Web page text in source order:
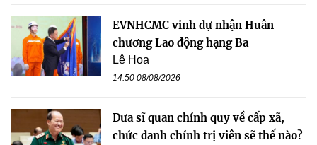
EVNHCMC vinh dự nhận Huân
chương Lao động hạng Ba
Lê Hoa
14:50 08/08/2026
Đưa sĩ quan chính quy về cấp xã,
chức danh chính trị viên sẽ thế nào?